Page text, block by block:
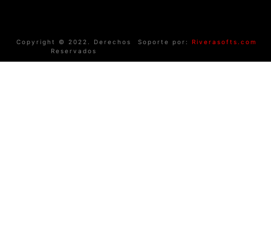
Copyright © 2022. Derechos
Reservados
Soporte por: Riverasofts.com